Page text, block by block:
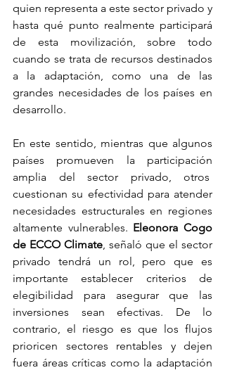
quien representa a este sector privado y
hasta qué punto realmente participará
de esta movilización, sobre todo
cuando se trata de recursos destinados
a la adaptación, como una de las
grandes necesidades de los países en
desarrollo.
En este sentido, mientras que algunos
países promueven la participación
amplia del sector privado, otros
cuestionan su efectividad para atender
necesidades estructurales en regiones
altamente vulnerables. Eleonora Cogo
de ECCO Climate , señaló que el sector
privado tendrá un rol, pero que es
importante establecer criterios de
elegibilidad para asegurar que las
inversiones sean efectivas. De lo
contrario, el riesgo es que los flujos
prioricen sectores rentables y dejen
fuera áreas críticas como la adaptación